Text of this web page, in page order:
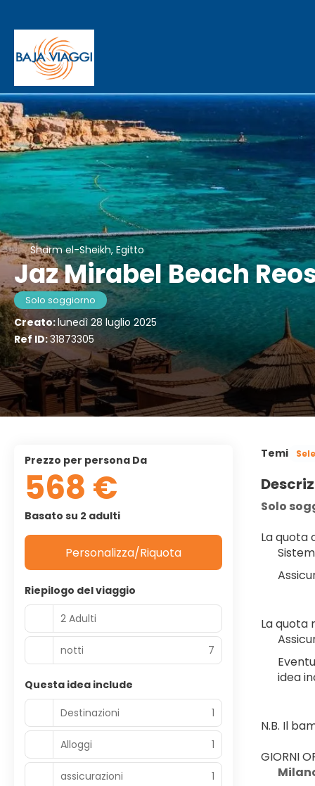
Sharm el-Sheikh, Egitto
Jaz Mirabel Beach
Solo soggiorno
Creato:lunedì 28 luglio 2025
Ref ID:31873305
Temi
Solo
La quota
La quota
idea
N.B. Il
GIORNI
Prezzo per persona Da
568 €
Basato su 2 adulti
Personalizza/Riquota
Riepilogo del viaggio
2 Adulti
notti 7
Questa idea include
Destinazioni
1
Alloggi 1
assicurazioni 1